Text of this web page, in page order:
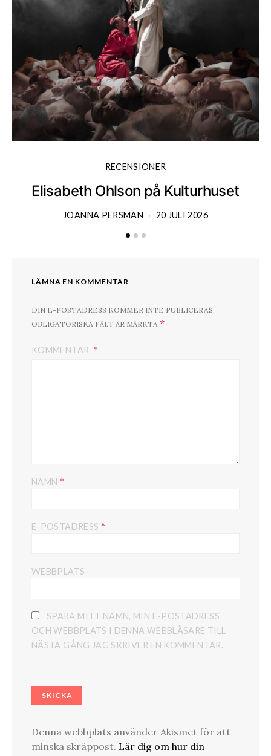
RECENSIONER
Elisabeth Ohlson på Kulturhuset
JOANNA PERSMAN 20 JULI 2026
LÄMNA EN KOMMENTAR
DIN E-POSTADRESS KOMMER INTE PUBLICERAS.
OBLIGATORISKA FÄLT ÄR MÄRKTA *
KOMMENTAR
NAMN *
E-POSTADRESS *
WEBBPLATS
SPARA MITT NAMN, MIN E-POSTADRESS
OCH WEBBPLATS I DENNA WEBBLÄSARE TILL
NÄSTA GÅNG JAG SKRIVER EN KOMMENTAR.
Denna webbplats använder Akismet för att
minska skräppost. Lär dig om hur din